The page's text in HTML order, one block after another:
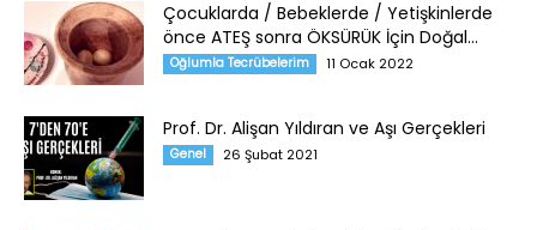
Çocuklarda / Bebeklerde / Yetişkinlerde
önce ATEŞ sonra ÖKSÜRÜK İçin Doğal...
Oğlumla Tecrübelerim 11 Ocak 2022
Prof. Dr. Alişan Yıldıran ve Aşı Gerçekleri
Genel 26 Şubat 2021